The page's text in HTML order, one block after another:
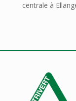
centrale à